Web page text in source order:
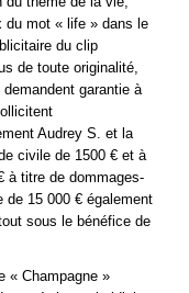
du mot « life » dans le
du clip
de toute originalité,
garantie à
Audrey S. et la
civile de 1500 € et à
à titre de dommages-
de 15 000 € également
sous le bénéfice de
« Champagne »